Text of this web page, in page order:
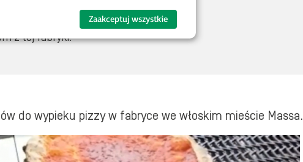
z włoskich fabryk pizzy,
z tej fabryki.
do wypieku pizzy w fabryce we włoskim mieście Massa.
Zaakceptuj wszystkie